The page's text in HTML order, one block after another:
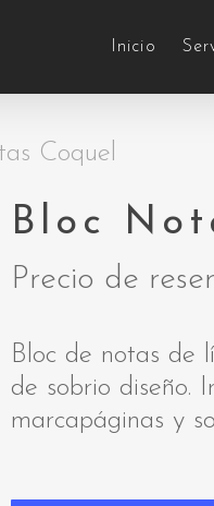
Inicio
Coquel
Bloc
Precio de
Bloc de notas de
de sobrio diseño.
marcapáginas y